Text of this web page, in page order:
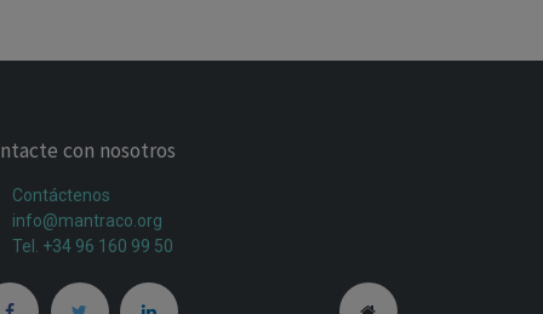
con nosotros
Contáctenos
info@mantraco.org
Tel. +34 96 160 99 50